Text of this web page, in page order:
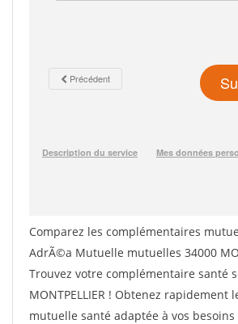
Comparez les complémentaires
AdrÃ©a Mutuelle mutuelles 34000
Trouvez votre complémentaire santé
MONTPELLIER ! Obtenez rapidement
mutuelle santé adaptée à vos besoins